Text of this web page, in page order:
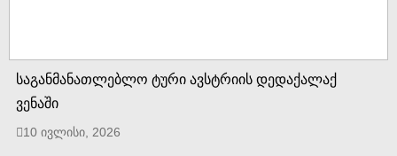
საგანმანათლებლო ტური ავსტრიის დედაქალაქ
ვენაში
10 ივლისი, 2026